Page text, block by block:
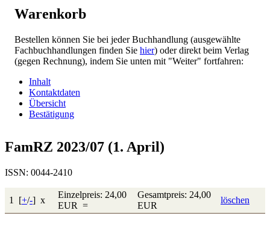
Warenkorb
Bestellen können Sie bei jeder Buchhandlung (ausgewählte
Fachbuchhandlungen finden Sie hier) oder direkt beim Verlag
(gegen Rechnung), indem Sie unten mit "Weiter" fortfahren:
Inhalt
Kontaktdaten
Übersicht
Bestätigung
FamRZ 2023/07 (1. April)
ISSN: 0044-2410
1 [+/-] x
Einzelpreis: 24,00
EUR =
Gesamtpreis: 24,00
EUR
löschen